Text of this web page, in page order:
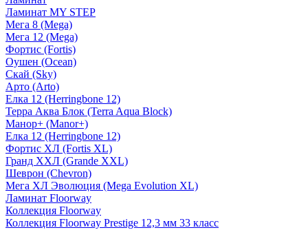
Ламинат MY STEP
Мега 8 (Mega)
Мега 12 (Mega)
Фортис (Fortis)
Оушен (Ocean)
Скай (Sky)
Арто (Arto)
Елка 12 (Herringbone 12)
Терра Аква Блок (Terra Aqua Block)
Манор+ (Manor+)
Елка 12 (Herringbone 12)
Фортис ХЛ (Fortis XL)
Гранд ХХЛ (Grande XXL)
Шеврон (Chevron)
Мега ХЛ Эволюция (Mega Evolution XL)
Ламинат Floorway
Коллекция Floorway
Коллекция Floorway Prestige 12,3 мм 33 класс